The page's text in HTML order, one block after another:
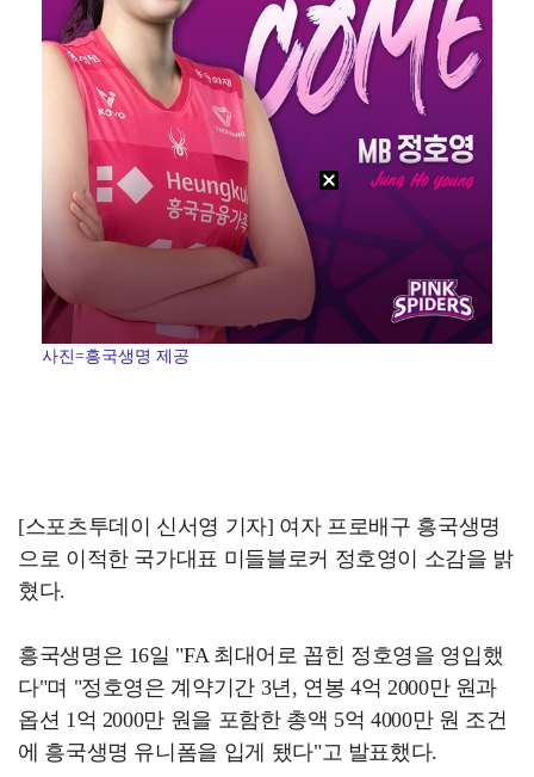
사진=흥국생명 제공
[스포츠투데이 신서영 기자] 여자 프로배구 흥국생명
으로 이적한 국가대표 미들블로커 정호영이 소감을 밝
혔다.
흥국생명은 16일 "FA 최대어로 꼽힌 정호영을 영입했
다"며 "정호영은 계약기간 3년, 연봉 4억 2000만 원과
옵션 1억 2000만 원을 포함한 총액 5억 4000만 원 조건
에 흥국생명 유니폼을 입게 됐다"고 발표했다.